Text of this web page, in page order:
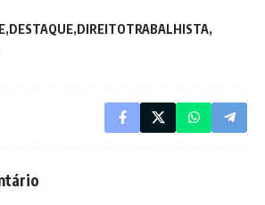
DESTAQUE DIREITOTRABALHISTA